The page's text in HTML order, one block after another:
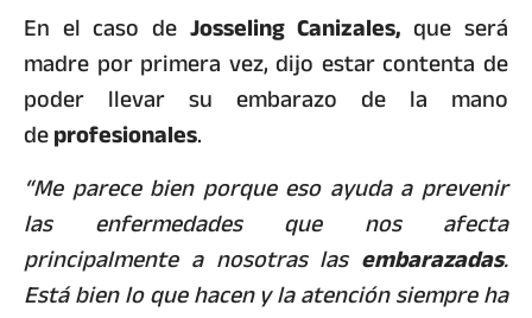
En el caso de Josseling Canizales, que será
madre por primera vez, dijo estar contenta de
poder llevar su embarazo de la mano
deprofesionales.
“Me parece bien porque eso ayuda a prevenir
las enfermedades que nos afecta
principalmente a nosotras las embarazadas.
Está bien lo que hacen y la atención siempre ha